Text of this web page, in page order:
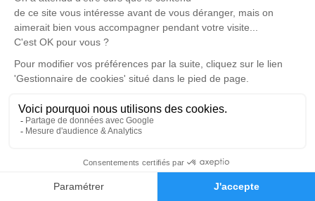
Faire-part Hommages
Un service de plantation d’arbre hommage est
disponible ici.
Je rends hommage
Cérémonie religieuse
Église Saint Laurent de Richebourg
place du général de Gaulle